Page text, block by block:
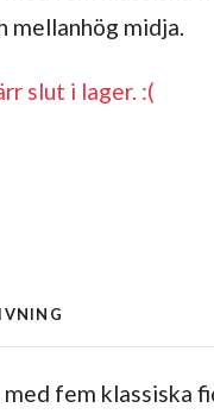
mellanhög midja.
slut i lager. :(
fem klassiska